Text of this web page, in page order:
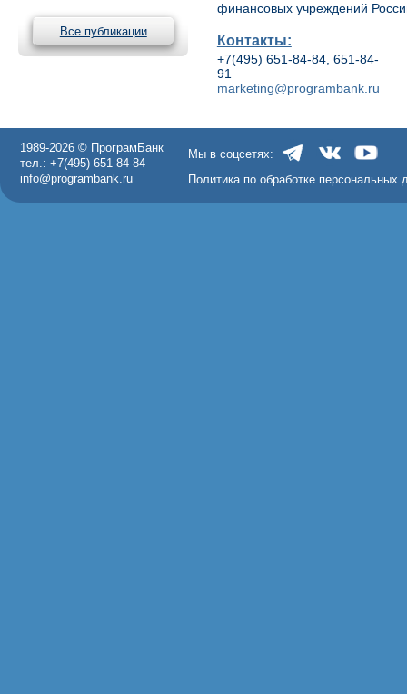
Все публикации
финансовых учреждений
Контакты:
+7(495) 651-84-84, 651-84-
91
marketing@programbank.ru
1989-2026 © ПрограмБанк
тел.: +7(495) 651-84-84
info@programbank.ru
Мы в соцсетях:
Политика по обработке персональных